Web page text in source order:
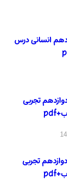
انسانی درس
تجربی
تجربی